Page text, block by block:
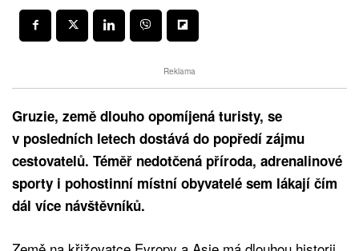
Reklama
Gruzie, země dlouho opomíjená turisty, se
v posledních letech dostává do popředí zájmu
cestovatelů. Téměř nedotčená příroda, adrenalinové
sporty i pohostinní místní obyvatelé sem lákají čím
dál více návštěvníků.